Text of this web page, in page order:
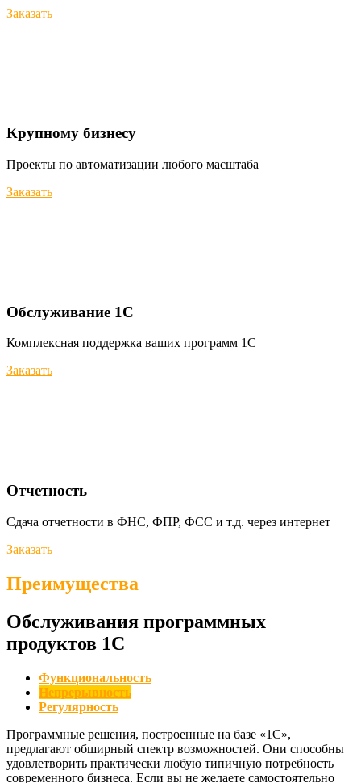
Заказать
Крупному бизнесу
Проекты по автоматизации любого масштаба
Заказать
Обслуживание 1С
Комплексная поддержка ваших программ 1С
Заказать
Отчетность
Сдача отчетности в ФНС, ФПР, ФСС и т.д. через интернет
Заказать
Преимущества
Обслуживания программных
продуктов 1С
Функциональность
Непрерывность
Регулярность
Программные решения, построенные на базе «1С»,
предлагают обширный спектр возможностей. Они способны
удовлетворить практически любую типичную потребность
современного бизнеса. Если вы не желаете самостоятельно